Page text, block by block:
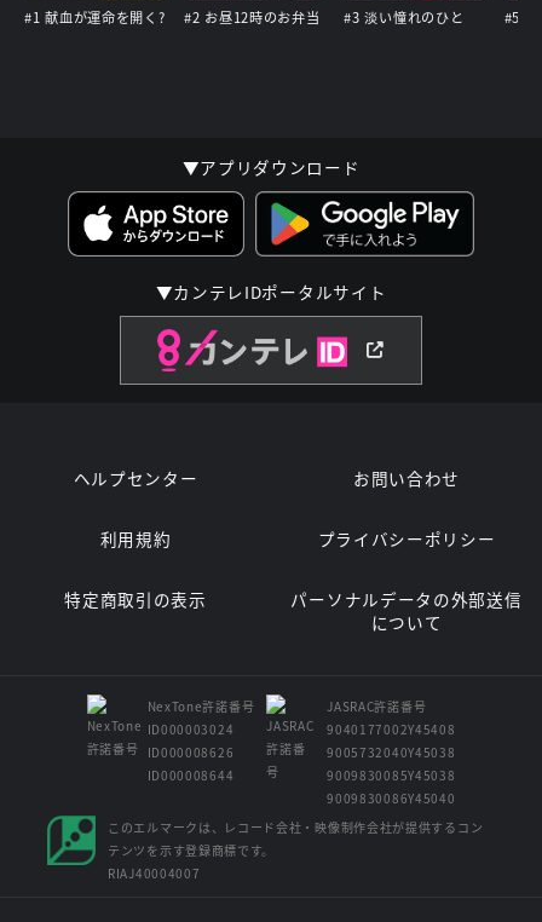
#1 献血が運命を開く? #2 お昼12時のお弁当 #3 淡い憧れのひと
▼アプリダウンロード
▼カンテレIDポータルサイト
ヘルプセンター お問い合わせ
利用規約 プライバシーポリシー
特定商取引の表示
パーソナルデータの外部送信
について
NexTone許諾番号
ID000003024
ID000008626
ID000008644
JASRAC許諾番号
9040177002Y45408
9005732040Y45038
9009830085Y45038
9009830086Y45040
このエルマークは、レコード会社・映像制作会社が提供するコン
テンツを示す登録商標です。
RIAJ40004007